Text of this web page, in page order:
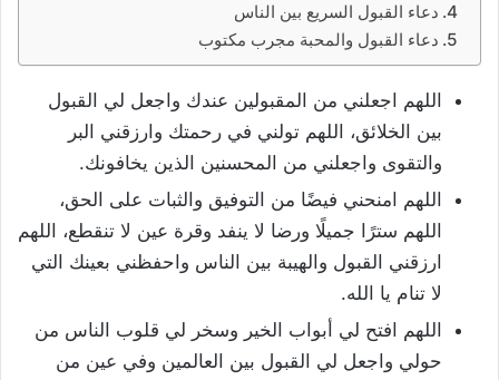
دعاء القبول السريع بين الناس
دعاء القبول والمحبة مجرب مكتوب
اللهم اجعلني من المقبولين عندك واجعل لي القبول
بين الخلائق، اللهم تولني في رحمتك وارزقني البر
والتقوى واجعلني من المحسنين الذين يخافونك.
اللهم امنحني فيضًا من التوفيق والثبات على الحق،
اللهم سترًا جميلًا ورضا لا ينفد وقرة عين لا تنقطع، اللهم
ارزقني القبول والهيبة بين الناس واحفظني بعينك التي
لا تنام يا الله.
اللهم افتح لي أبواب الخير وسخر لي قلوب الناس من
حولي واجعل لي القبول بين العالمين وفي عين من